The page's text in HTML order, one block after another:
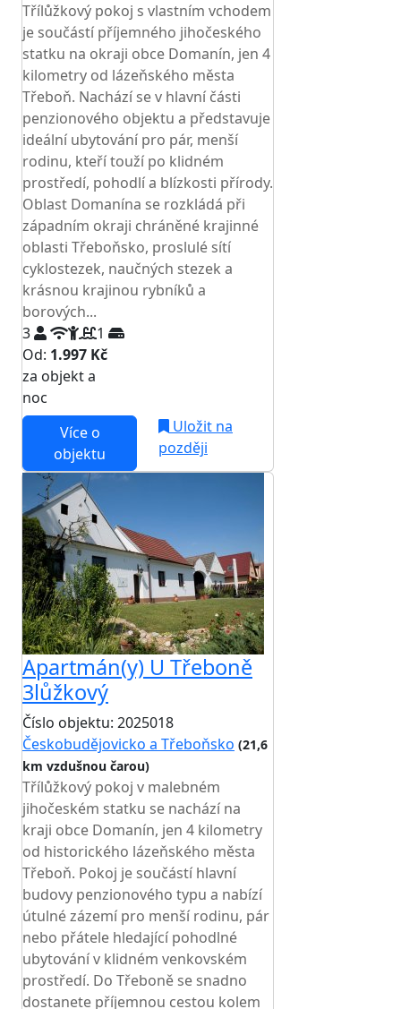
Třílůžkový pokoj s vlastním vchodem
je součástí příjemného jihočeského
statku na okraji obce Domanín, jen 4
kilometry od lázeňského města
Třeboň. Nachází se v hlavní části
penzionového objektu a představuje
ideální ubytování pro pár, menší
rodinu, kteří touží po klidném
prostředí, pohodlí a blízkosti přírody.
Oblast Domanína se rozkládá při
západním okraji chráněné krajinné
oblasti Třeboňsko, proslulé sítí
cyklostezek, naučných stezek a
krásnou krajinou rybníků a
borových...
3
1
Od: 1.997 Kč
za objekt a
noc
Více o
objektu
Uložit na
později
Apartmán(y) U Třeboně
3lůžkový
Číslo objektu: 2025018
Českobudějovicko a Třeboňsko (21,6
km vzdušnou čarou)
Třílůžkový pokoj v malebném
jihočeském statku se nachází na
kraji obce Domanín, jen 4 kilometry
od historického lázeňského města
Třeboň. Pokoj je součástí hlavní
budovy penzionového typu a nabízí
útulné zázemí pro menší rodinu, pár
nebo přátele hledající pohodlné
ubytování v klidném venkovském
prostředí. Do Třeboně se snadno
dostanete příjemnou cestou kolem